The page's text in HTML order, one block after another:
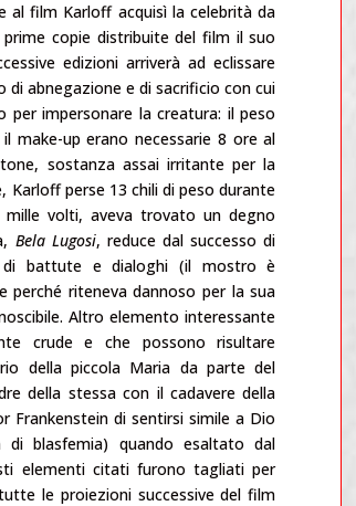
al film Karloff acquisì la celebrità da
copie distribuite del film il suo
edizioni arriverà ad eclissare
abnegazione e di sacrificio con cui
impersonare la creatura: il peso
make-up erano necessarie 8 ore al
sostanza assai irritante per la
Karloff perse 13 chili di peso durante
mille volti, aveva trovato un degno
Bela Lugosi, reduce dal successo di
battute e dialoghi (il mostro è
riteneva dannoso per la sua
Altro elemento interessante
crude e che possono risultare
della piccola Maria da parte del
della stessa con il cadavere della
Frankenstein di sentirsi simile a Dio
di blasfemia) quando esaltato dal
elementi citati furono tagliati per
le proiezioni successive del film